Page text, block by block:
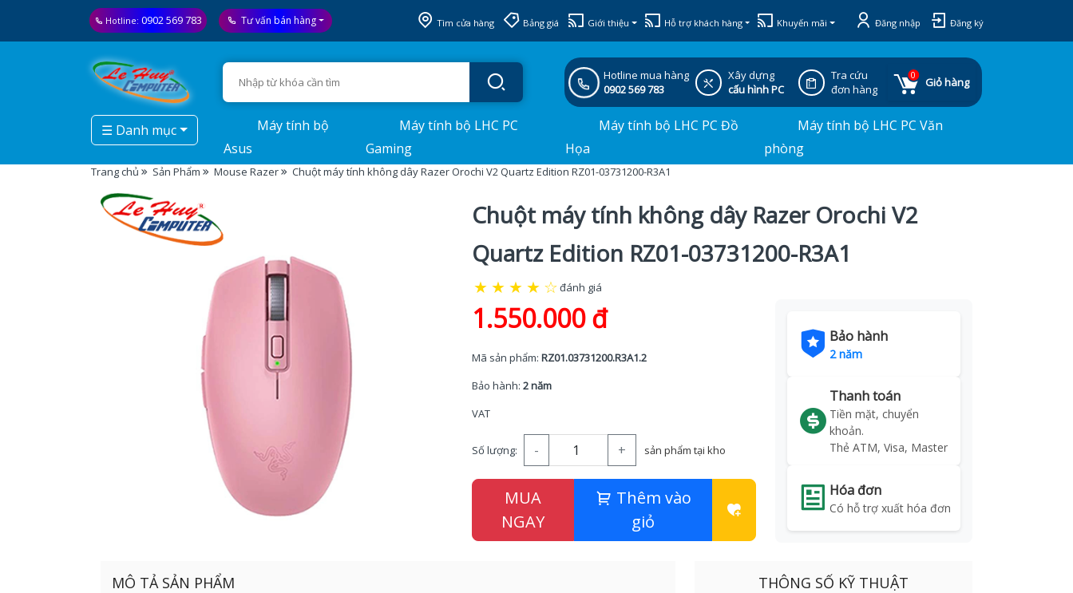
Hotline: 0902 569 783 Tư vấn bán hàng Tìm cửa hàng Bảng giá Giới thiệu Hỗ trợ khách hàng Khuyến mãi Đăng nhập Đăng ký
Hotline mua hàng
0902 569 783
Xây dựng
cấu hình PC
Tra cứu
đơn hàng
0
Giỏ hàng
☰ Danh mục
Máy tính bộ
Asus
Máy tính bộ LHC PC
Gaming
Máy tính bộ LHC PC Đồ
Họa
Máy tính bộ LHC PC Văn
phòng
Trang chủ Sản Phẩm Mouse Razer Chuột máy tính không dây Razer Orochi V2 Quartz Edition RZ01-03731200-R3A1
Chuột máy tính không dây Razer Orochi V2
Quartz Edition RZ01-03731200-R3A1
★ ★ ★ ★ ☆đánh giá
1.550.000 đ
Mã sản phẩm: RZ01.03731200.R3A1.2
Bảo hành: 2 năm
VAT
Số lượng: - + sản phẩm tại kho
MUA
NGAY
Thêm vào
giỏ
Bảo hành
2 năm
Thanh toán
Tiền mặt, chuyển
khoản.
Thẻ ATM, Visa, Master
Hóa đơn
Có hỗ trợ xuất hóa đơn
MÔ TẢ SẢN PHẨM THÔNG SỐ KỸ THUẬT